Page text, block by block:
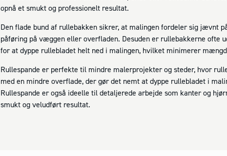
opnå et smukt og professionelt resultat.
Den flade bund af rullebakken sikrer, at malingen fordeler sig jævnt
påføring på væggen eller overfladen. Desuden er rullebakkerne ofte
for at dyppe rullebladet helt ned i malingen, hvilket minimerer
Rullespande er perfekte til mindre malerprojekter og steder, hvor
med en mindre overflade, der gør det nemt at dyppe rullebladet i
Rullespande er også ideelle til detaljerede arbejde som kanter og
smukt og veludført resultat.